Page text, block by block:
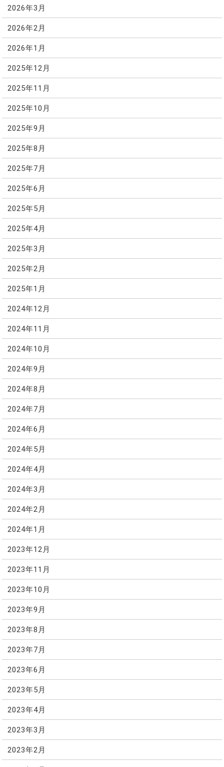
2026年3月
2026年2月
2026年1月
2025年12月
2025年11月
2025年10月
2025年9月
2025年8月
2025年7月
2025年6月
2025年5月
2025年4月
2025年3月
2025年2月
2025年1月
2024年12月
2024年11月
2024年10月
2024年9月
2024年8月
2024年7月
2024年6月
2024年5月
2024年4月
2024年3月
2024年2月
2024年1月
2023年12月
2023年11月
2023年10月
2023年9月
2023年8月
2023年7月
2023年6月
2023年5月
2023年4月
2023年3月
2023年2月